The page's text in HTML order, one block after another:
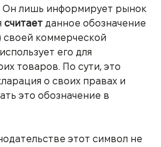
Он лишь информирует рынок
считает данное обозначение
своей коммерческой
его для
товаров. По сути, это
о своих правах и
это обозначение в
этот символ не